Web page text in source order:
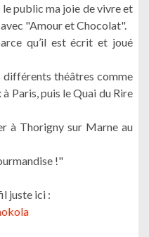
public ma joie de vivre et
"Amour et Chocolat".
qu’il est écrit et joué
différents théâtres comme
Paris, puis le Quai du Rire
à Thorigny sur Marne au
!"
juste ici :